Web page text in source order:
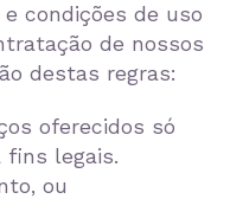
condições de uso
de nossos
destas regras:
oferecidos só
fins legais.
ou